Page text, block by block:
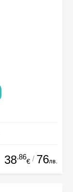
38.86
€ / 76лв.